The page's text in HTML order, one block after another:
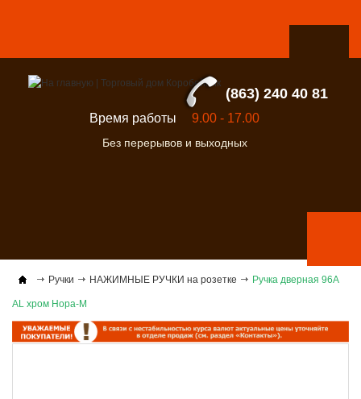
(863) 240 40 81
Время работы 9.00 - 17.00
Без перерывов и выходных
Ручки НАЖИМНЫЕ РУЧКИ на розетке Ручка дверная 96А
AL хром Нора-М